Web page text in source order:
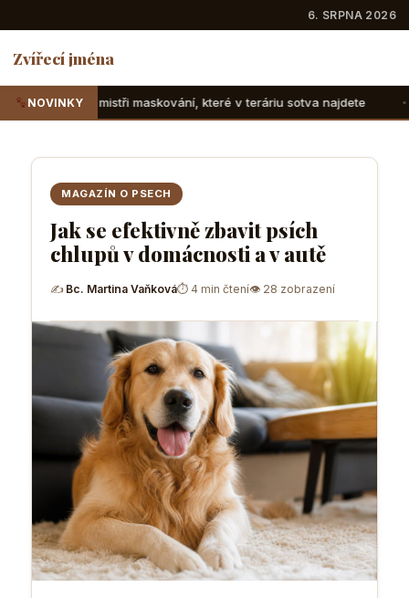
6. SRPNA 2026
Zvířecí jména
NOVINKYkteré v teráriu sotva najdete Suchozemské
MAGAZÍN O PSECH
Jak se efektivně zbavit psích
chlupů v domácnosti a v autě
✍ Bc. Martina Vaňková⏱ 4 min čtení👁 28 zobrazení